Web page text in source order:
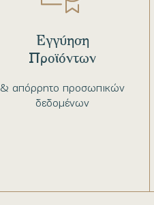
& απόρρητο προσωπικών
δεδομένων
Εγγύηση
Προϊόντων